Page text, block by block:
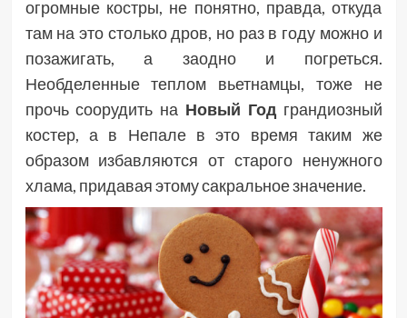
огромные костры, не понятно, правда, откуда
там на это столько дров, но раз в году можно и
позажигать, а заодно и погреться.
Необделенные теплом вьетнамцы, тоже не
прочь соорудить на Новый Годграндиозный
костер, а в Непале в это время таким же
образом избавляются от старого ненужного
хлама, придавая этому сакральное значение.